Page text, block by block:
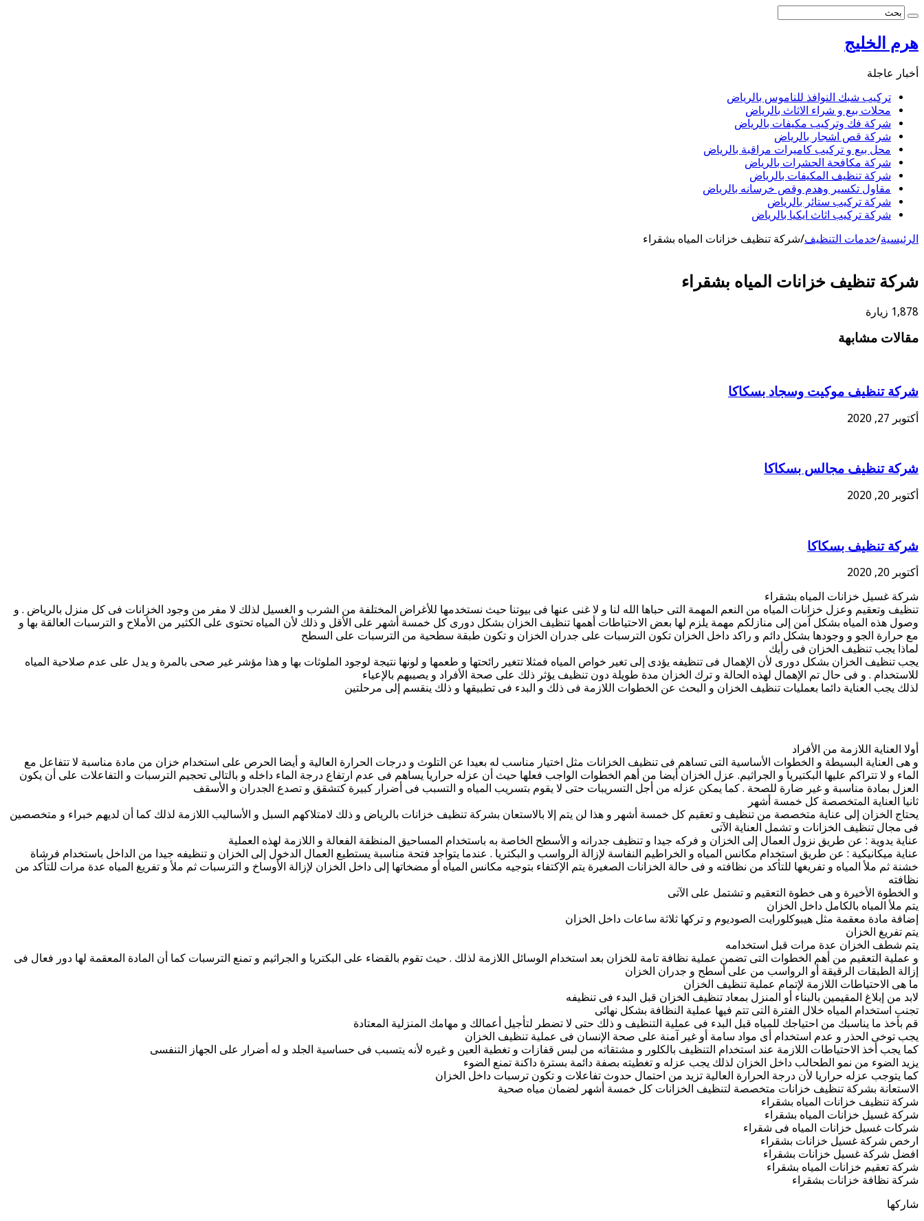
هرم الخليج
أخبار عاجلة
تركيب شبك النوافذ للناموس بالرياض
محلات بيع و شراء الاثاث بالرياض
شركة فك وتركيب مكيفات بالرياض
شركة قص اشجار بالرياض
محل بيع و تركيب كاميرات مراقبة بالرياض
شركة مكافحة الحشرات بالرياض
شركة تنظيف المكيفات بالرياض
مقاول تكسير وهدم وقص خرسانه بالرياض
شركة تركيب ستائر بالرياض
شركة تركيب اثاث ايكيا بالرياض
الرئيسية/خدمات التنظيف/شركة تنظيف خزانات المياه بشقراء
شركة تنظيف خزانات المياه بشقراء
1,878 زيارة
مقالات مشابهة
شركة تنظيف موكيت وسجاد بسكاكا
أكتوبر 27, 2020
شركة تنظيف مجالس بسكاكا
أكتوبر 20, 2020
شركة تنظيف بسكاكا
أكتوبر 20, 2020
شركة غسيل خزانات المياه بشقراء
تنظيف وتعقيم وعزل خزانات المياه من النعم المهمة التى حباها الله لنا و لا غنى عنها فى بيوتنا حيث نستخدمها للأغراض المختلفة من الشرب و الغسيل لذلك لا مفر من وجود الخزانات فى كل منزل بالرياض . و
وصول هذه المياه بشكل آمن إلى منازلكم مهمة يلزم لها بعض الاحتياطات أهمها تنظيف الخزان بشكل دورى كل خمسة أشهر على الأقل و ذلك لأن المياه تحتوى على الكثير من الأملاح و الترسبات العالقة بها و
مع حرارة الجو و وجودها بشكل دائم و راكد داخل الخزان تكون الترسبات على جدران الخزان و تكون طبقة سطحية من الترسبات على السطح
لماذا يجب تنظيف الخزان فى رأيك
يجب تنظيف الخزان بشكل دورى لأن الإهمال فى تنظيفه يؤدى إلى تغير خواص المياه فمثلا تتغير رائحتها و طعمها و لونها نتيجة لوجود الملوثات بها و هذا مؤشر غير صحى بالمرة و يدل على عدم صلاحية المياه
للاستخدام . و فى حال تم الإهمال لهذه الحالة و ترك الخزان مدة طويلة دون تنظيف يؤثر ذلك على صحة الأفراد و يصيبهم بالإعياء
لذلك يجب العناية دائما بعمليات تنظيف الخزان و البحث عن الخطوات اللازمة فى ذلك و البدء فى تطبيقها و ذلك ينقسم إلى مرحلتين
أولا العناية اللازمة من الأفراد
و هى العناية البسيطة و الخطوات الأساسية التى تساهم فى تنظيف الخزانات مثل اختيار مناسب له بعيدا عن التلوث و درجات الحرارة العالية و أيضا الحرص على استخدام خزان من مادة مناسبة لا تتفاعل مع
الماء و لا تتراكم عليها البكتيريا و الجراثيم. عزل الخزان أيضا من أهم الخطوات الواجب فعلها حيث أن عزله حراريا يساهم فى عدم ارتفاع درجة الماء داخله و بالتالى تحجيم الترسبات و التفاعلات على أن يكون
العزل بمادة مناسبة و غير ضارة للصحة . كما يمكن عزله من أجل التسريبات حتى لا يقوم بتسريب المياه و التسبب فى أضرار كبيرة كتشقق و تصدع الجدران و الأسقف
ثانيا العناية المتخصصة كل خمسة أشهر
يحتاج الخزان إلى عناية متخصصة من تنظيف و تعقيم كل خمسة أشهر و هذا لن يتم إلا بالاستعان بشركة تنظيف خزانات بالرياض و ذلك لامتلاكهم السبل و الأساليب اللازمة لذلك كما أن لديهم خبراء و متخصصين
فى مجال تنظيف الخزانات و تشمل العناية الآتى
عناية يدوية : عن طريق نزول العمال إلى الخزان و فركه جيدا و تنظيف جدرانه و الأسطح الخاصة به باستخدام المساحيق المنظفة الفعالة و اللازمة لهذه العملية
عناية ميكانيكية : عن طريق استخدام مكانس المياه و الخراطيم النفاسة لإزالة الرواسب و البكتريا . عندما يتواجد فتحة مناسبة يستطيع العمال الدخول إلى الخزان و تنظيفه جيدا من الداخل باستخدام فرشاة
خشنة ثم ملأ المياه و تفريغها للتأكد من نظافته و فى حالة الخزانات الصغيرة يتم الإكتفاء بتوجيه مكانس المياه أو مضخاتها إلى داخل الخزان لإزالة الأوساخ و الترسبات ثم ملأ و تفريغ المياه عدة مرات للتأكد من
نظافته
و الخطوة الأخيرة و هى خطوة التعقيم و تشتمل على الآتى
يتم ملأ المياه بالكامل داخل الخزان
إضافة مادة معقمة مثل هيبوكلورايت الصوديوم و تركها ثلاثة ساعات داخل الخزان
يتم تفريغ الخزان
يتم شطف الخزان عدة مرات قبل استخدامه
و عملية التعقيم من أهم الخطوات التى تضمن عملية نظافة تامة للخزان بعد استخدام الوسائل اللازمة لذلك . حيث تقوم بالقضاء على البكتريا و الجراثيم و تمنع الترسبات كما أن المادة المعقمة لها دور فعال فى
إزالة الطبقات الرقيقة أو الرواسب من على أسطح و جدران الخزان
ما هى الاحتياطات اللازمة لإتمام عملية تنظيف الخزان
لابد من إبلاغ المقيمين بالبناء أو المنزل بمعاد تنظيف الخزان قبل البدء فى تنظيفه
تجنب استخدام المياه خلال الفترة التى تتم فيها عملية النظافة بشكل نهائى
قم بأخذ ما يناسبك من احتياجك للمياه قبل البدء فى عملية التنظيف و ذلك حتى لا تضطر لتأجيل أعمالك و مهامك المنزلية المعتادة
يجب توخى الحذر و عدم استخدام أى مواد سامة أو غير آمنة على صحة الإنسان فى عملية تنظيف الخزان
كما يجب أخذ الاحتياطات اللازمة عند استخدام التنظيف بالكلور و مشتقاته من لبس قفازات و تغطية العين و غيره لأنه يتسبب فى حساسية الجلد و له أضرار على الجهاز التنفسى
يزيد الضوء من نمو الطحالب داخل الخزان لذلك يجب عزله و تغطيته بصفة دائمة بسترة داكنة تمنع الضوء
كما يتوجب عزله حراريا لأن درجة الحرارة العالية تزيد من احتمال حدوث تفاعلات و تكون ترسبات داخل الخزان
الاستعانة بشركة تنظيف خزانات متخصصة لتنظيف الخزانات كل خمسة أشهر لضمان مياه صحية
شركة تنظيف خزانات المياه بشقراء
شركة غسيل خزانات المياه بشقراء
شركات غسيل خزانات المياه فى شقراء
ارخص شركة غسيل خزانات بشقراء
افضل شركة غسيل خزانات بشقراء
شركة تعقيم خزانات المياه بشقراء
شركة نظافة خزانات بشقراء
شاركها